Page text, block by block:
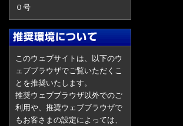
０号
このウェブサイトは、以下のウ
ェブブラウザでご覧いただくこ
とを推奨いたします。
推奨ウェブブラウザ以外でのご
利用や、推奨ウェブブラウザで
もお客さまの設定によっては、